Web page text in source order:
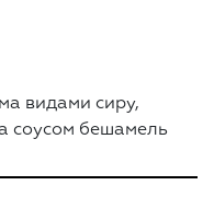
видами сиру,
соусом бешамель